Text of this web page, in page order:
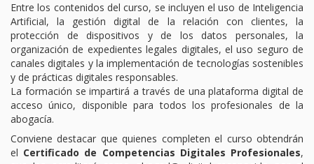
Entre los contenidos del curso, se incluyen el uso de Inteligencia
Artificial, la gestión digital de la relación con clientes, la
protección de dispositivos y de los datos personales, la
organización de expedientes legales digitales, el uso seguro de
canales digitales y la implementación de tecnologías sostenibles
y de prácticas digitales responsables.
La formación se impartirá a través de una plataforma digital de
acceso único, disponible para todos los profesionales de la
abogacía.
Conviene destacar que quienes completen el curso obtendrán
el Certificado de Competencias Digitales Profesionales,